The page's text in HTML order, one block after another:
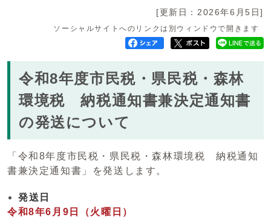
[更新日：2026年6月5日]
ソーシャルサイトへのリンクは別ウィンドウで開きます
令和8年度市民税・県民税・森林
環境税 納税通知書兼決定通知書
の発送について
「令和8年度市民税・県民税・森林環境税 納税通知
書兼決定通知書」を発送します。
発送日
令和8年6月9日（火曜日）